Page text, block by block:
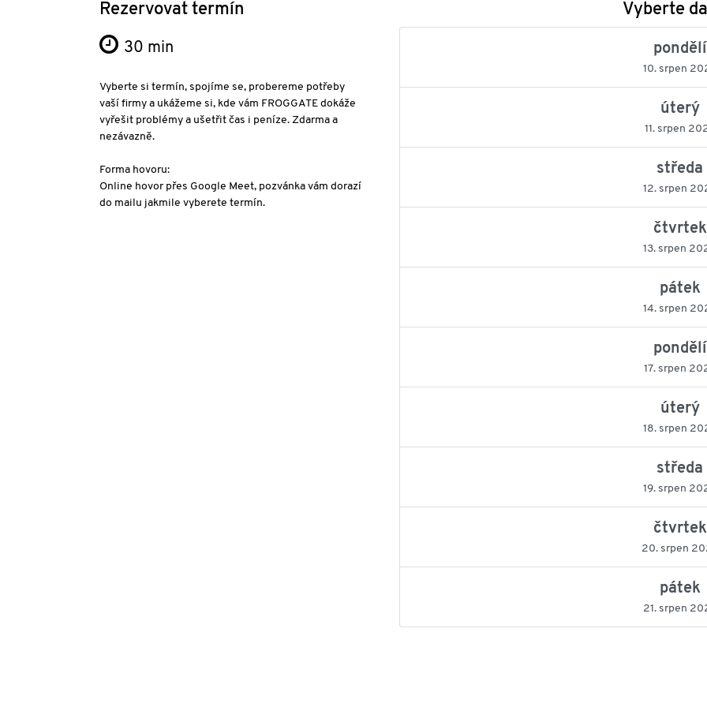
Rezervovat termín
30 min
Vyberte si termín, spojíme se, probereme potřeby
vaší firmy a ukážeme si, kde vám FROGGATE dokáže
vyřešit problémy a ušetřit čas i peníze. Zdarma a
nezávazně.
Forma hovoru:
Online hovor přes Google Meet, pozvánka vám dorazí
do mailu jakmile vyberete termín.
Vyberte
pondělí
10. srpen
úterý
11. srpen
středa
12. srpen
čtvrtek
13. srpen
pátek
14. srpen
pondělí
17. srpen
úterý
18. srpen
středa
19. srpen
čtvrtek
20. srpen
pátek
21. srpen